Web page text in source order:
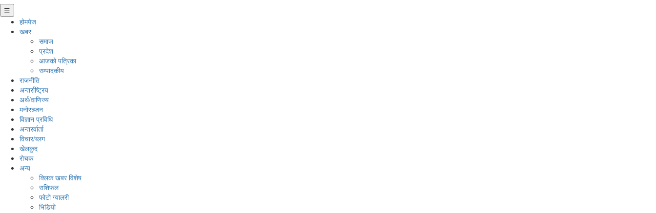
☰
होमपेज
खबर
समाज
प्रदेश
आजको पत्रिका
सम्पादकीय
राजनीति
अन्तर्राष्ट्रिय
अर्थ/वाणिज्य
मनाेरञ्जन
विज्ञान प्रविधि
अन्तरर्वार्ता
विचार/ब्लग
खेलकुद
रोचक
अन्य
क्लिक खबर विशेष
राशिफल
फोटो ग्यालरी
भिडियो